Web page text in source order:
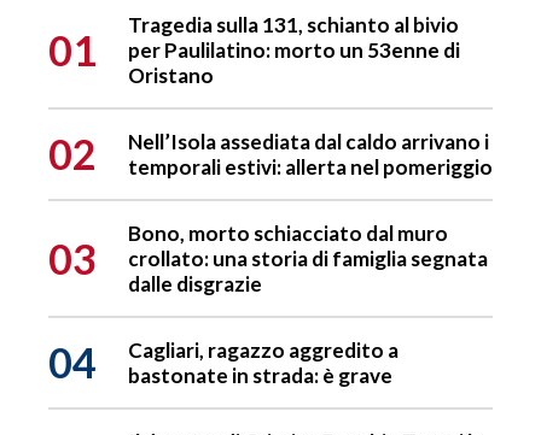
01
Tragedia sulla 131, schianto al bivio
per Paulilatino: morto un 53enne di
Oristano
02
Nell’Isola assediata dal caldo arrivano i
temporali estivi: allerta nel pomeriggio
03
Bono, morto schiacciato dal muro
crollato: una storia di famiglia segnata
dalle disgrazie
04
Cagliari, ragazzo aggredito a
bastonate in strada: è grave